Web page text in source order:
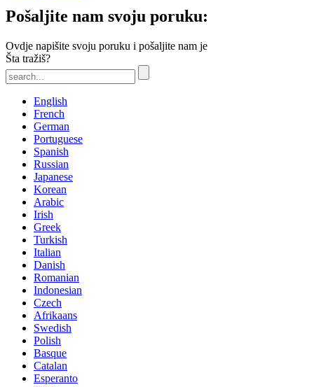
Pošaljite nam svoju poruku:
Ovdje napišite svoju poruku i pošaljite nam je
Šta tražiš?
English
French
German
Portuguese
Spanish
Russian
Japanese
Korean
Arabic
Irish
Greek
Turkish
Italian
Danish
Romanian
Indonesian
Czech
Afrikaans
Swedish
Polish
Basque
Catalan
Esperanto